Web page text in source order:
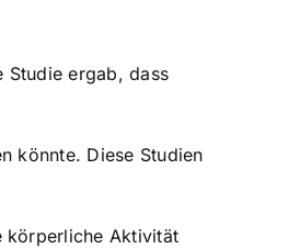
Studie ergab, dass
könnte. Diese Studien
körperliche Aktivität